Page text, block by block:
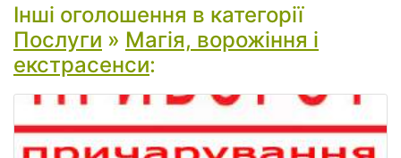
Інші оголошення в категорії
Послуги » Магія, ворожіння і
екстрасенси: